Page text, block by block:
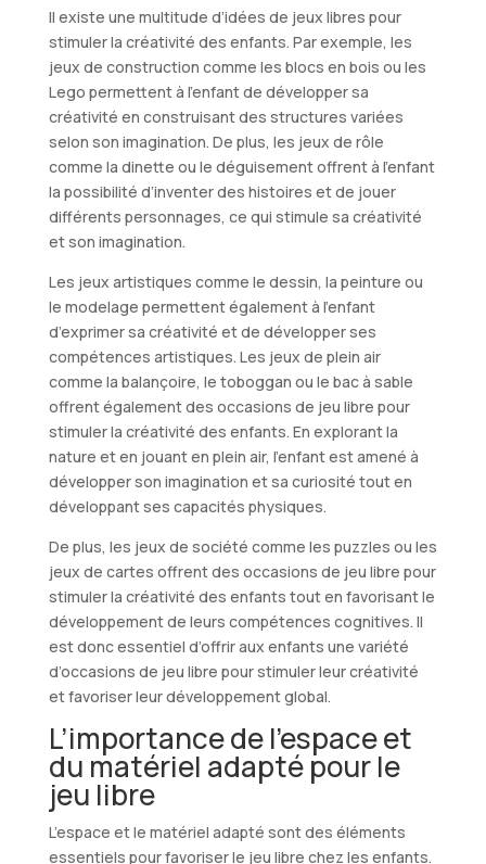
Il existe une multitude d’idées de jeux libres pour
stimuler la créativité des enfants. Par exemple, les
jeux de construction comme les blocs en bois ou les
Lego permettent à l’enfant de développer sa
créativité en construisant des structures variées
selon son imagination. De plus, les jeux de rôle
comme la dinette ou le déguisement offrent à l’enfant
la possibilité d’inventer des histoires et de jouer
différents personnages, ce qui stimule sa créativité
et son imagination.
Les jeux artistiques comme le dessin, la peinture ou
le modelage permettent également à l’enfant
d’exprimer sa créativité et de développer ses
compétences artistiques. Les jeux de plein air
comme la balançoire, le toboggan ou le bac à sable
offrent également des occasions de jeu libre pour
stimuler la créativité des enfants. En explorant la
nature et en jouant en plein air, l’enfant est amené à
développer son imagination et sa curiosité tout en
développant ses capacités physiques.
De plus, les jeux de société comme les puzzles ou les
jeux de cartes offrent des occasions de jeu libre pour
stimuler la créativité des enfants tout en favorisant le
développement de leurs compétences cognitives. Il
est donc essentiel d’offrir aux enfants une variété
d’occasions de jeu libre pour stimuler leur créativité
et favoriser leur développement global.
L’importance de l’espace et
du matériel adapté pour le
jeu libre
L’espace et le matériel adapté sont des éléments
essentiels pour favoriser le jeu libre chez les enfants.